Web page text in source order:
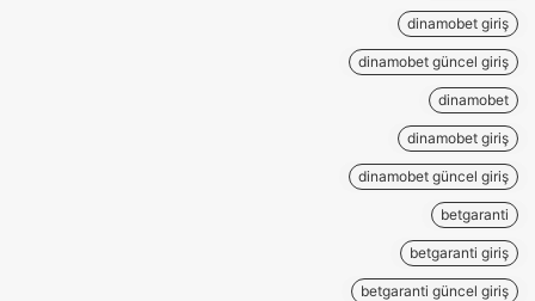
dinamobet giriş
dinamobet güncel giriş
dinamobet
dinamobet giriş
dinamobet güncel giriş
betgaranti
betgaranti giriş
betgaranti güncel giriş